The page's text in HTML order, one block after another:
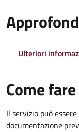
Ulteriori
Come fare
Il servizio può
documentazione